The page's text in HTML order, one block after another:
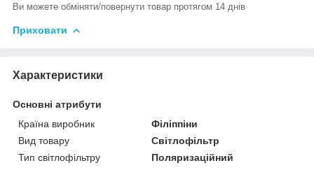
Ви можете обміняти/повернути товар протягом 14 днів
Приховати
Характеристики
Основні атрибути
Країна виробник
Філіппіни
Вид товару
Світлофільтр
Тип світлофільтру
Поляризаційний